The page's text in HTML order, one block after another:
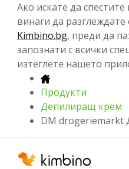
Ако искате да
винаги да
Kimbino.bg, преди да
запознати с всички
изтеглете нашето
Продукти
Депилиращ крем
DM